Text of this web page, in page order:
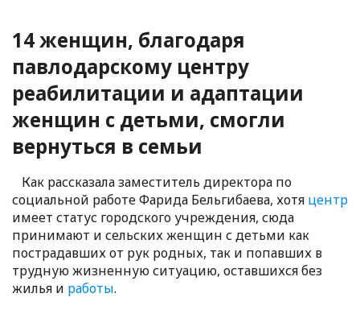
14 женщин, благодаря
павлодарскому центру
реабилитации и адаптации
женщин с детьми, смогли
вернуться в семьи
Как рассказала заместитель директора по
социальной работе Фарида Бельгибаева, хотя центр
имеет статус городского учреждения, сюда
принимают и сельских женщин с детьми как
пострадавших от рук родных, так и попавших в
трудную жизненную ситуацию, оставшихся без
жилья и работы.